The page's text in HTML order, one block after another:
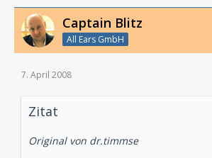
Captain Blitz
All Ears GmbH
7. April 2008
Zitat
Original von dr.timmse